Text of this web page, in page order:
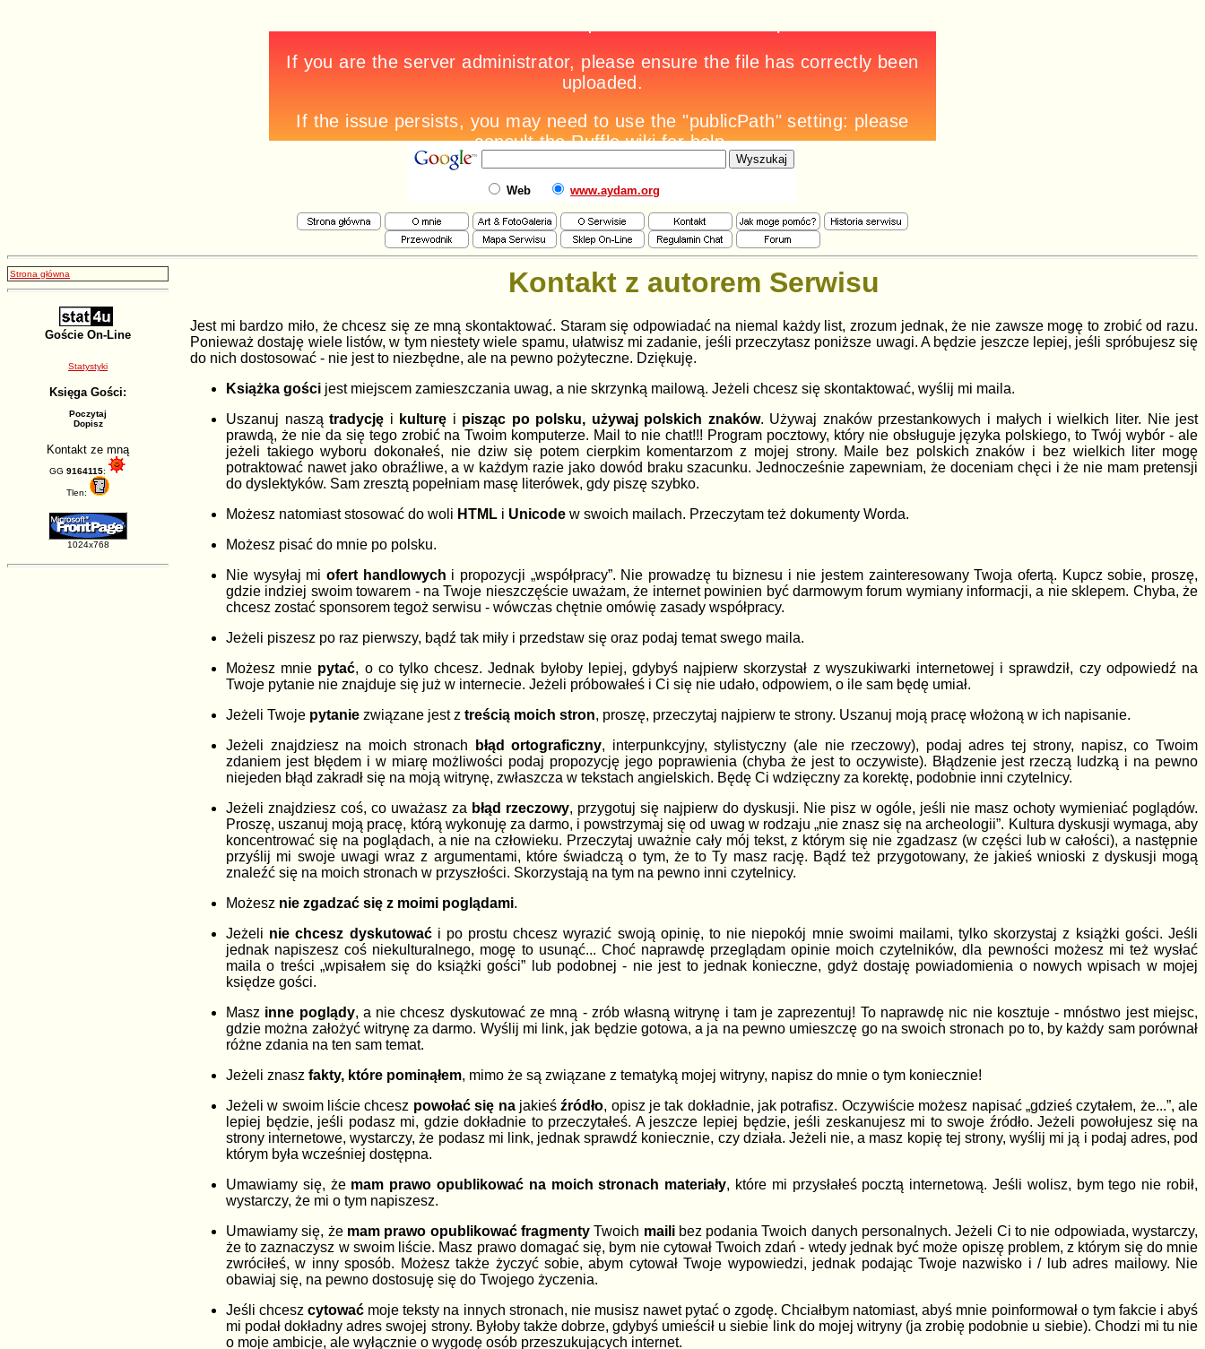
Web www.aydam.org
Strona główna
Goście On-Line
Statystyki
Księga Gości:
Poczytaj
Dopisz
Kontakt ze mną
GG 9164115:
Tlen:
1024x768
Kontakt z autorem Serwisu
Jest mi bardzo miło, że chcesz się ze mną skontaktować. Staram się odpowiadać na niemal każdy list, zrozum jednak, że nie zawsze mogę to zrobić od razu.
Ponieważ dostaję wiele listów, w tym niestety wiele spamu, ułatwisz mi zadanie, jeśli przeczytasz poniższe uwagi. A będzie jeszcze lepiej, jeśli spróbujesz się
do nich dostosować - nie jest to niezbędne, ale na pewno pożyteczne. Dziękuję.
Książka gości jest miejscem zamieszczania uwag, a nie skrzynką mailową. Jeżeli chcesz się skontaktować, wyślij mi maila.
Uszanuj naszątradycję i kulturę i pisząc po polsku, używaj polskich znaków. Używaj znaków przestankowych i małych i wielkich liter. Nie jest
prawdą, że nie da się tego zrobić na Twoim komputerze. Mail to nie chat!!! Program pocztowy, który nie obsługuje języka polskiego, to Twój wybór - ale
jeżeli takiego wyboru dokonałeś, nie dziw się potem cierpkim komentarzom z mojej strony. Maile bez polskich znaków i bez wielkich liter mogę
potraktować nawet jako obraźliwe, a w każdym razie jako dowód braku szacunku. Jednocześnie zapewniam, że doceniam chęci i że nie mam pretensji
do dyslektyków. Sam zresztą popełniam masę literówek, gdy piszę szybko.
Możesz natomiast stosować do woli HTML i Unicode w swoich mailach. Przeczytam też dokumenty Worda.
Możesz pisać do mnie po polsku.
Nie wysyłaj mi ofert handlowych i propozycji „współpracy”. Nie prowadzę tu biznesu i nie jestem zainteresowany Twoja ofertą. Kupcz sobie, proszę,
gdzie indziej swoim towarem - na Twoje nieszczęście uważam, że internet powinien być darmowym forum wymiany informacji, a nie sklepem. Chyba, że
chcesz zostać sponsorem tegoż serwisu - wówczas chętnie omówię zasady współpracy.
Jeżeli piszesz po raz pierwszy, bądź tak miły i przedstaw się oraz podaj temat swego maila.
Możesz mnie pytać, o co tylko chcesz. Jednak byłoby lepiej, gdybyś najpierw skorzystał z wyszukiwarki internetowej i sprawdził, czy odpowiedź na
Twoje pytanie nie znajduje się już w internecie. Jeżeli próbowałeś i Ci się nie udało, odpowiem, o ile sam będę umiał.
Jeżeli Twoje pytanie związane jest z treścią moich stron, proszę, przeczytaj najpierw te strony. Uszanuj moją pracę włożoną w ich napisanie.
Jeżeli znajdziesz na moich stronach
błąd ortograficzny, interpunkcyjny, stylistyczny (ale nie rzeczowy), podaj adres tej strony, napisz, co Twoim
zdaniem jest błędem i w miarę możliwości podaj propozycję jego poprawienia (chyba że jest to oczywiste). Błądzenie jest rzeczą ludzką i na pewno
niejeden błąd zakradł się na moją witrynę, zwłaszcza w tekstach angielskich. Będę Ci wdzięczny za korektę, podobnie inni czytelnicy.
Jeżeli znajdziesz coś, co uważasz za błąd rzeczowy, przygotuj się najpierw do dyskusji. Nie pisz w ogóle, jeśli nie masz ochoty wymieniać poglądów.
Proszę, uszanuj moją pracę, którą wykonuję za darmo, i powstrzymaj się od uwag w rodzaju „nie znasz się na archeologii”. Kultura dyskusji wymaga, aby
koncentrować się na poglądach, a nie na człowieku. Przeczytaj uważnie cały mój tekst, z którym się nie zgadzasz (w części lub w całości), a następnie
przyślij mi swoje uwagi wraz z argumentami, które świadczą o tym, że to Ty masz rację. Bądź też przygotowany, że jakieś wnioski z dyskusji mogą
znaleźć się na moich stronach w przyszłości. Skorzystają na tym na pewno inni czytelnicy.
Możesz nie zgadzać się z moimi poglądami.
Jeżeli nie chcesz dyskutowaći po prostu chcesz wyrazić swoją opinię, to nie niepokój mnie swoimi mailami, tylko skorzystaj z książki gości. Jeśli
jednak napiszesz coś niekulturalnego, mogę to usunąć... Choć naprawdę przeglądam opinie moich czytelników, dla pewności możesz mi też wysłać
maila o treści „wpisałem się do książki gości” lub podobnej - nie jest to jednak konieczne, gdyż dostaję powiadomienia o nowych wpisach w mojej
księdze gości.
Masz inne poglądy, a nie chcesz dyskutować ze mną - zrób własną witrynę i tam je zaprezentuj! To naprawdę nic nie kosztuje - mnóstwo jest miejsc,
gdzie można założyć witrynę za darmo. Wyślij mi link, jak będzie gotowa, a ja na pewno umieszczę go na swoich stronach po to, by każdy sam porównał
różne zdania na ten sam temat.
Jeżeli znasz fakty, które pominąłem, mimo że są związane z tematyką mojej witryny, napisz do mnie o tym koniecznie!
Jeżeli w swoim liście chcesz powołać się najakieśźródło, opisz je tak dokładnie, jak potrafisz. Oczywiście możesz napisać „gdzieś czytałem, że...”, ale
lepiej będzie, jeśli podasz mi, gdzie dokładnie to przeczytałeś. A jeszcze lepiej będzie, jeśli zeskanujesz mi to swoje źródło. Jeżeli powołujesz się na
strony internetowe, wystarczy, że podasz mi link, jednak sprawdź koniecznie, czy działa. Jeżeli nie, a masz kopię tej strony, wyślij mi ją i podaj adres, pod
którym była wcześniej dostępna.
Umawiamy się, że mam prawo opublikować na moich stronach materiały, które mi przysłałeś pocztą internetową. Jeśli wolisz, bym tego nie robił,
wystarczy, że mi o tym napiszesz.
Umawiamy się, że mam prawo opublikować fragmentyTwoich mailibez podania Twoich danych personalnych. Jeżeli Ci to nie odpowiada, wystarczy,
że to zaznaczysz w swoim liście. Masz prawo domagać się, bym nie cytował Twoich zdań - wtedy jednak być może opiszę problem, z którym się do mnie
zwróciłeś, w inny sposób. Możesz także życzyć sobie, abym cytował Twoje wypowiedzi, jednak podając Twoje nazwisko i / lub adres mailowy. Nie
obawiaj się, na pewno dostosuję się do Twojego życzenia.
Jeśli chceszcytować moje teksty na innych stronach, nie musisz nawet pytać o zgodę. Chciałbym natomiast, abyś mnie poinformował o tym fakcie i abyś
mi podał dokładny adres swojej strony. Byłoby także dobrze, gdybyś umieścił u siebie link do mojej witryny (ja zrobię podobnie u siebie). Chodzi mi tu nie
o moje ambicje, ale wyłącznie o wygodę osób przeszukujących internet.